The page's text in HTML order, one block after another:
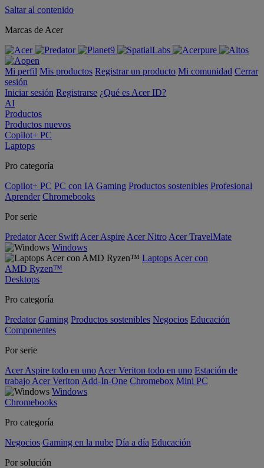
Saltar al contenido
Marcas de Acer
Mi perfil Mis productos Registrar un producto Mi comunidad Cerrar
sesión
Iniciar sesión Registrarse ¿Qué es Acer ID?
AI
Productos
Productos nuevos
Copilot+ PC
Laptops
Pro categoría
Copilot+ PC PC con IA Gaming Productos sostenibles Profesional
Aprender Chromebooks
Por serie
Predator Acer Swift Acer Aspire Acer Nitro Acer TravelMate
Windows
Laptops Acer con
AMD Ryzen™
Desktops
Pro categoría
Predator Gaming Productos sostenibles Negocios Educación
Componentes
Por serie
Acer Aspire todo en uno Acer Veriton todo en uno Estación de
trabajo Acer Veriton Add-In-One Chromebox Mini PC
Windows
Chromebooks
Pro categoría
Negocios Gaming en la nube Día a día Educación
Por solución